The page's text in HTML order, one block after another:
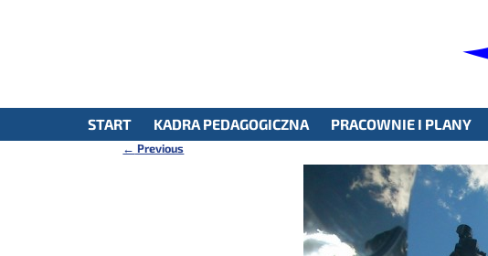
START
KADRA PEDAGOGICZNA PRACOWNIE I PLANY
← Previous